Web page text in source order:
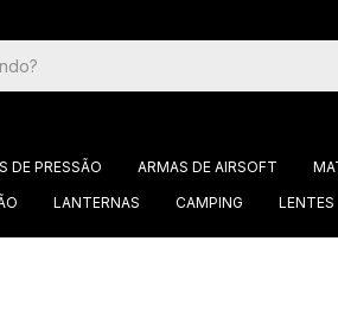
DE PRESSÃO ARMAS DE AIRSOFT
LANTERNAS CAMPING LENTES